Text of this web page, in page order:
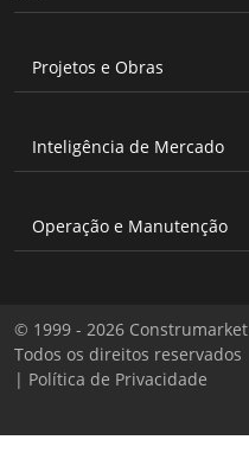
Projetos e Obras
Inteligência de Mercado
Operação e Manutenção
© 1999 - 2026 Construmarket
Todos os direitos reservados
| Política de Privacidade